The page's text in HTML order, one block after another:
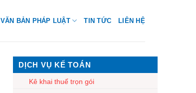
VĂN BẢN PHÁP LUẬT TIN TỨC LIÊN HỆ
DỊCH VỤ KẾ TOÁN
Kê khai thuế trọn gói